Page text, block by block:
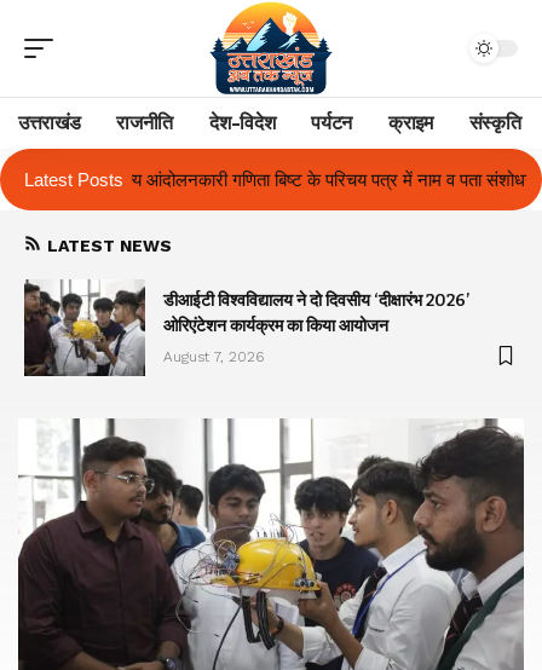
उत्तराखंड राजनीति देश-विदेश पर्यटन क्राइम संस्कृति
Latest Posts
पत्र में नाम व पता संशोधन का प्रकरण का हुआ समाधान उत्तराखंड में पहली
LATEST NEWS
डीआईटी विश्वविद्यालय ने दो दिवसीय ‘दीक्षारंभ 2026’
ओरिएंटेशन कार्यक्रम का किया आयोजन
August 7, 2026